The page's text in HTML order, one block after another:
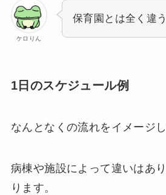
ケロりん
保育園とは全く違
1日のスケジュール例
なんとなくの流れをイメージ
病棟や施設によって違いはあ
ります。